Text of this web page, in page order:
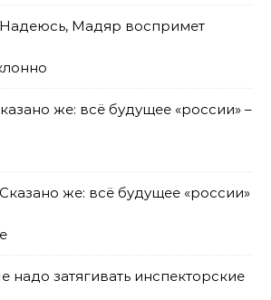
Надеюсь, Мадяр воспримет
же: всё будущее «россии» –
Сказано же: всё будущее «россии»
надо затягивать инспекторские